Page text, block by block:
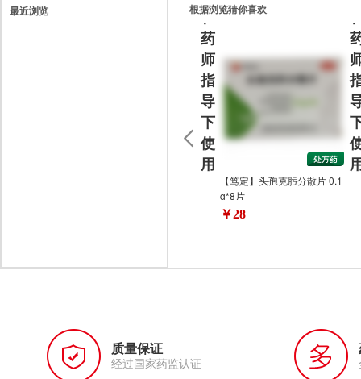
最近浏览 根据浏览猜你喜欢
在
药
师
指
导
下
使
用
【笃定】头孢克肟分散片 0.1
g*8片
￥28
质量保证
经过国家药监认证